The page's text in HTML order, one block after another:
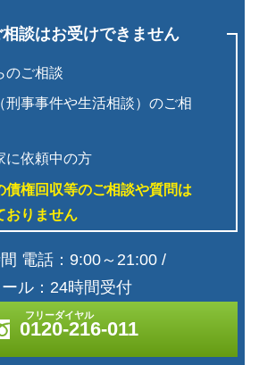
談はお受けできません
のご相談
刑事事件や生活相談）のご相
に依頼中の方
債権回収等のご相談や質問は
おりません
電話：9:00～21:00 /
ール：24時間受付
0120-216-011